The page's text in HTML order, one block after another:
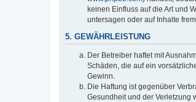
keinen Einfluss auf die Art und
untersagen oder auf Inhalte
5. GEWÄHRLEISTUNG
Der Betreiber haftet mit
Schäden, die auf ein
Gewinn.
Die Haftung ist gegenüber
Gesundheit und der Verletzung